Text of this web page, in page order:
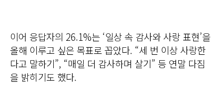
이어 응답자의 26.1%는 ‘일상 속 감사와 사랑 표현’을
올해 이루고 싶은 목표로 꼽았다. “세 번 이상 사랑한
다고 말하기”, “매일 더 감사하며 살기” 등 연말 다짐
을 밝히기도 했다.